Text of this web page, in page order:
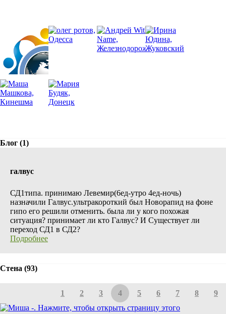
Блог (1)
галвус
СД1типа. принимаю Левемир(6ед-утро 4ед-ночь)
назначили Галвус.ультракороткий был Новорапид на фоне
гипо его решили отменить. была ли у кого похожая
ситуация? принимает ли кто Галвус?​ И Существует ли
переход СД1 в СД2?
Подробнее
Стена (93)
1 2 3 4 5 6 7 8 9